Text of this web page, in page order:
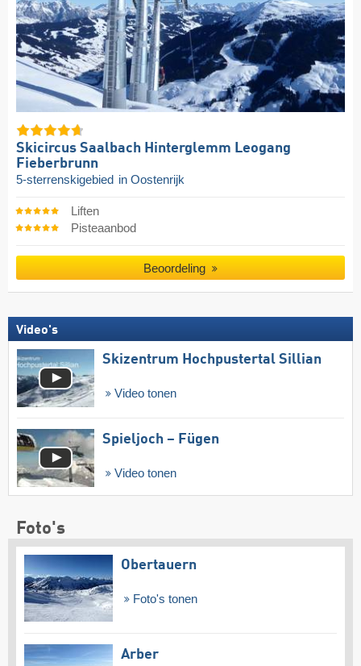
Skicircus Saalbach Hinterglemm Leogang
Fieberbrunn
5-sterrenskigebied in Oostenrijk
Liften
Pisteaanbod
Beoordeling
Video's
Skizentrum Hochpustertal Sillian
Video tonen
Spieljoch – Fügen
Video tonen
Foto's
Obertauern
Foto's tonen
Arber